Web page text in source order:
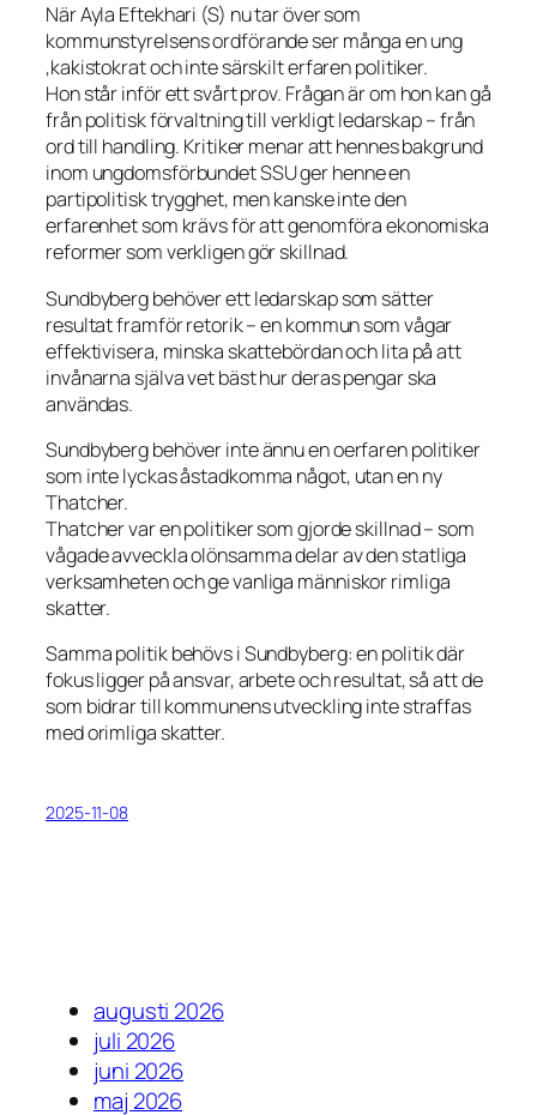
När Ayla Eftekhari (S) nu tar över som
kommunstyrelsens ordförande ser många en ung
,kakistokrat och inte särskilt erfaren politiker.
Hon står inför ett svårt prov. Frågan är om hon kan gå
från politisk förvaltning till verkligt ledarskap – från
ord till handling. Kritiker menar att hennes bakgrund
inom ungdomsförbundet SSU ger henne en
partipolitisk trygghet, men kanske inte den
erfarenhet som krävs för att genomföra ekonomiska
reformer som verkligen gör skillnad.
Sundbyberg behöver ett ledarskap som sätter
resultat framför retorik – en kommun som vågar
effektivisera, minska skattebördan och lita på att
invånarna själva vet bäst hur deras pengar ska
användas.
Sundbyberg behöver inte ännu en oerfaren politiker
som inte lyckas åstadkomma något, utan en ny
Thatcher.
Thatcher var en politiker som gjorde skillnad – som
vågade avveckla olönsamma delar av den statliga
verksamheten och ge vanliga människor rimliga
skatter.
Samma politik behövs i Sundbyberg: en politik där
fokus ligger på ansvar, arbete och resultat, så att de
som bidrar till kommunens utveckling inte straffas
med orimliga skatter.
2025-11-08
augusti 2026
juli 2026
juni 2026
maj 2026